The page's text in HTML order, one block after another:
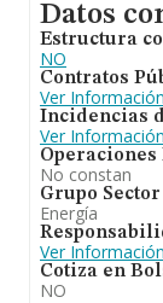
Datos
Estructura
NO
Contratos
Ver Información
Incidencias
Ver Información
No constan
Grupo Sector
Energía
Ver Información
Cotiza en
NO